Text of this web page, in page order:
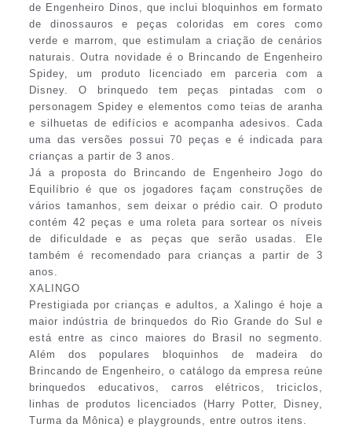
de Engenheiro Dinos, que inclui bloquinhos em formato
de dinossauros e peças coloridas em cores como
verde e marrom, que estimulam a criação de cenários
naturais. Outra novidade é o Brincando de Engenheiro
Spidey, um produto licenciado em parceria com a
Disney. O brinquedo tem peças pintadas com o
personagem Spidey e elementos como teias de aranha
e silhuetas de edifícios e acompanha adesivos. Cada
uma das versões possui 70 peças e é indicada para
crianças a partir de 3 anos.
Já a proposta do Brincando de Engenheiro Jogo do
Equilíbrio é que os jogadores façam construções de
vários tamanhos, sem deixar o prédio cair. O produto
contém 42 peças e uma roleta para sortear os níveis
de dificuldade e as peças que serão usadas. Ele
também é recomendado para crianças a partir de 3
anos.
XALINGO
Prestigiada por crianças e adultos, a Xalingo é hoje a
maior indústria de brinquedos do Rio Grande do Sul e
está entre as cinco maiores do Brasil no segmento.
Além dos populares bloquinhos de madeira do
Brincando de Engenheiro, o catálogo da empresa reúne
brinquedos educativos, carros elétricos, triciclos,
linhas de produtos licenciados (Harry Potter, Disney,
Turma da Mônica) e playgrounds, entre outros itens.